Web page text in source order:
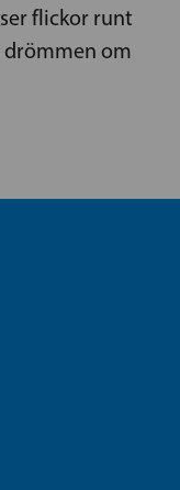
flickor runt
om